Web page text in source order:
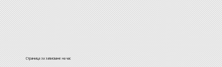
Страница за записване на час